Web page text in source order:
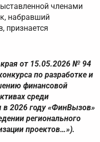
членами
набравший
признается
от 15.05.2026 № 94
по разработке и
финансовой
среди
в 2026 году «ФинВызов»
регионального
проектов…»).